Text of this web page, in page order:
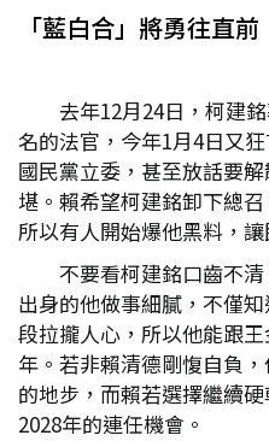
「藍白合」將勇往直
去年12月24日，柯建
名的法官，今年1月4日又
國民黨立委，甚至放話要
堪。賴希望柯建銘卸下總
所以有人開始爆他黑料，
不要看柯建銘口齒不
出身的他做事細膩，不僅
段拉攏人心，所以他能跟
年。若非賴清德剛愎自負
的地步，而賴若選擇繼續
2028年的連任機會。